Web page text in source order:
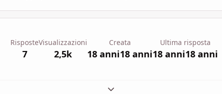
Risposte
7
Visualizzazioni
2,5k
Creata
18 anni18 anni
Ultima risposta
18 anni18 anni
Espandi panoramica del topic